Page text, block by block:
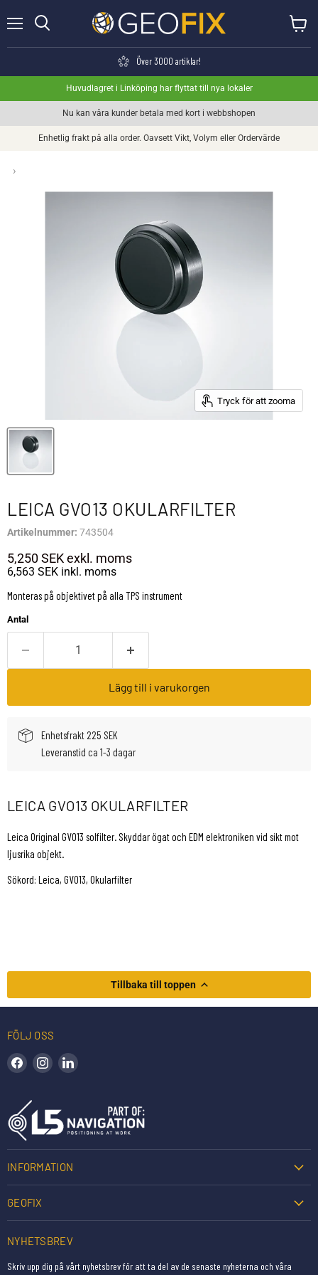
Över 3000 artiklar!
Huvudlagret i Linköping har flyttat till nya lokaler
Nu kan våra kunder betala med kort i webbshopen
Enhetlig frakt på alla order. Oavsett Vikt, Volym eller Ordervärde
›
Tryck för att zooma
LEICA GVO13 OKULARFILTER
Artikelnummer: 743504
5,250 SEKexkl. moms
6,563 SEK inkl. moms
Monteras på objektivet på alla TPS instrument
Antal
Lägg till i varukorgen
Enhetsfrakt 225 SEK
Leveranstid ca 1-3 dagar
LEICA GVO13 OKULARFILTER
Leica Original GVO13 solfilter. Skyddar ögat och EDM elektroniken vid sikt mot
ljusrika objekt.
Sökord: Leica, GVO13, Okularfilter
Tillbaka till toppen
FÖLJ OSS
Hitta oss på Facebook
Hitta oss på Instagram
INFORMATION
GEOFIX
NYHETSBREV
Skriv upp dig på vårt nyhetsbrev för att ta del av de senaste nyheterna och våra